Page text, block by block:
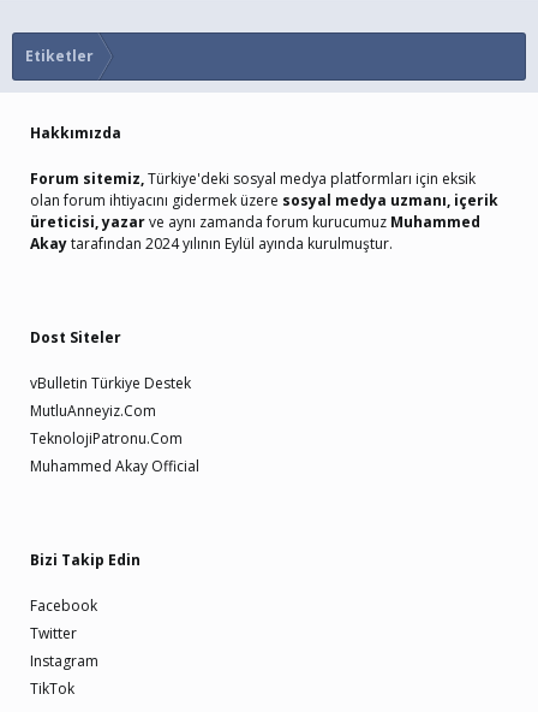
Etiketler
Hakkımızda
Forum sitemiz,Türkiye'deki sosyal medya platformları için eksik
olan forum ihtiyacını gidermek üzere sosyal medya uzmanı, içerik
üreticisi, yazarve aynı zamanda forum kurucumuz Muhammed
Akaytarafından 2024 yılının Eylül ayında kurulmuştur.
Dost Siteler
vBulletin Türkiye Destek
MutluAnneyiz.Com
TeknolojiPatronu.Com
Muhammed Akay Official
Bizi Takip Edin
Facebook
Twitter
Instagram
TikTok